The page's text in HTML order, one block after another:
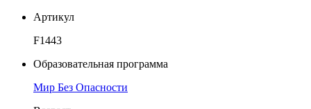
Артикул
F1443
Образовательная программа
Мир Без Опасности